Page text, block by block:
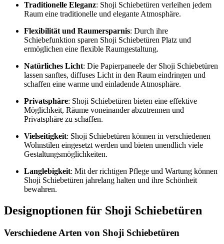
Traditionelle Eleganz: Shoji Schiebetüren verleihen jedem
Raum eine traditionelle und elegante Atmosphäre.
Flexibilität und Raumersparnis: Durch ihre
Schiebefunktion sparen Shoji Schiebetüren Platz und
ermöglichen eine flexible Raumgestaltung.
Natürliches Licht: Die Papierpaneele der Shoji Schiebetüren
lassen sanftes, diffuses Licht in den Raum eindringen und
schaffen eine warme und einladende Atmosphäre.
Privatsphäre: Shoji Schiebetüren bieten eine effektive
Möglichkeit, Räume voneinander abzutrennen und
Privatsphäre zu schaffen.
Vielseitigkeit: Shoji Schiebetüren können in verschiedenen
Wohnstilen eingesetzt werden und bieten unendlich viele
Gestaltungsmöglichkeiten.
Langlebigkeit: Mit der richtigen Pflege und Wartung können
Shoji Schiebetüren jahrelang halten und ihre Schönheit
bewahren.
Designoptionen für Shoji Schiebetüren
Verschiedene Arten von Shoji Schiebetüren